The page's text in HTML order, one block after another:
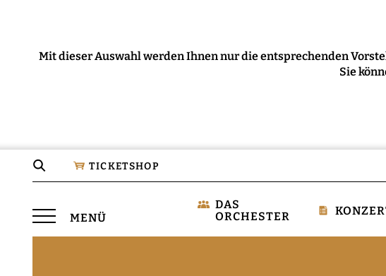
Seite
durchsuchen
TICKETSHOP
Mit dieser Auswahl werden Ihnen nur die entsprechenden
Sie
MENÜ
Menü
öffnen
DAS
ORCHESTER